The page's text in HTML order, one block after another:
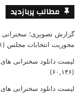
مطالب پربازدید
گزارش تصویری؛ سخنرانی
محوریت انتخابات مجلس (۱۵۸,۶۴۱)
لیست دانلود سخنرانی های
(۶۰,۱۴۶)
لیست دانلود سخنرانی های